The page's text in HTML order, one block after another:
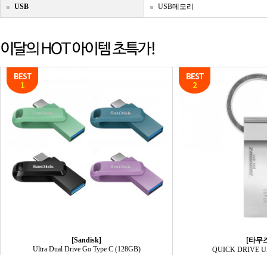
USB USB메모리
[Sandisk]
Ultra Dual Drive Go Type C (128GB)
[타무
QUICK DRIVE